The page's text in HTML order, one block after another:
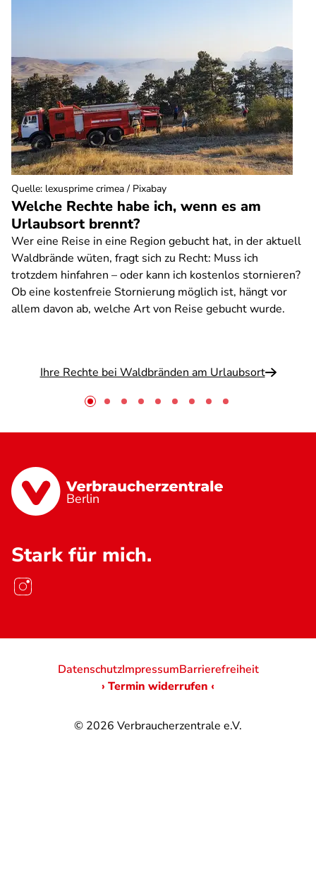
Welche Rechte habe ich, wenn es am
Urlaubsort brennt?
Wer eine Reise in eine Region gebucht hat, in der aktuell
Waldbrände wüten, fragt sich zu Recht: Muss ich
trotzdem hinfahren – oder kann ich kostenlos stornieren?
Ob eine kostenfreie Stornierung möglich ist, hängt vor
allem davon ab, welche Art von Reise gebucht wurde.
Ihre Rechte bei Waldbränden am Urlaubsort
Quelle: lexusprime crimea / Pixabay
Berlin
Stark für mich.
© 2026 Verbraucherzentrale e.V.
DatenschutzImpressumBarrierefreiheit
› Termin widerrufen ‹